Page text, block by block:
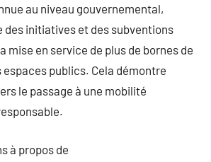
au niveau gouvernemental,
initiatives et des subventions
mise en service de plus de bornes de
espaces publics. Cela démontre
le passage à une mobilité
à propos de